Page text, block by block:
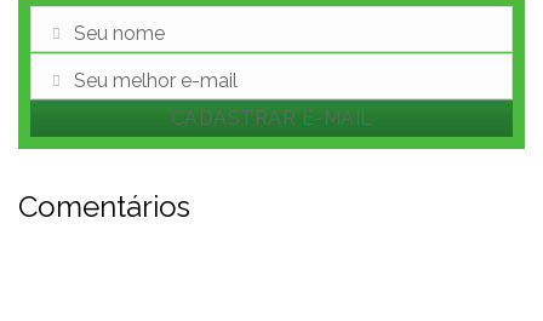
NomeSeu nome
Seu melhor e-mail
CADASTRAR E-MAIL
Comentários